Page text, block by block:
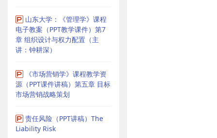
山东大学：《管理学》课程
电子教案（PPT教学课件）第7
章 组织设计与权力配置（主
讲：钟耕深）
《市场营销学》课程教学资
源（PPT课件讲稿）第五章 目标
市场营销战略策划
责任风险（PPT讲稿）The
Liability Risk